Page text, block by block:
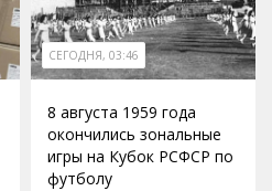
СЕГОДНЯ, 03:46
8 августа 1959 года
окончились зональные
игры на Кубок РСФСР по
футболу